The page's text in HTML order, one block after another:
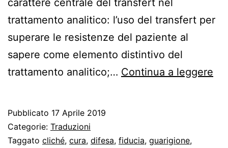
trattamento analitico: l’uso del transfert per
superare le resistenze del paziente al
sapere come elemento distintivo del
trattamento analitico;… Continua a leggere
Pubblicato 17 Aprile 2019
Categorie: Traduzioni
Taggato cliché, cura, difesa, fiducia, guarigione,